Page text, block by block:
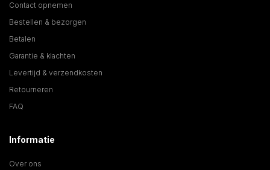
Contact opnemen
Bestellen & bezorgen
Betalen
Garantie & klachten
Levertijd & verzendkosten
Retourneren
FAQ
Informatie
Over ons